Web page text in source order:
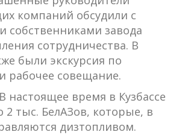
компаний обсудили с
собственниками завода
сотрудничества. В
были экскурсия по
рабочее совещание.
время в Кузбассе
2 тыс. БелАЗов, которые, в
дизтопливом.